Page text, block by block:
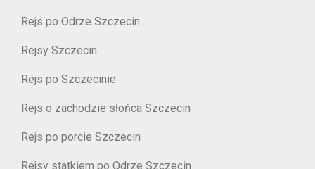
Rejs po Odrze Szczecin
Rejsy Szczecin
Rejs po Szczecinie
Rejs o zachodzie słońca Szczecin
Rejs po porcie Szczecin
Rejsy statkiem po Odrze Szczecin